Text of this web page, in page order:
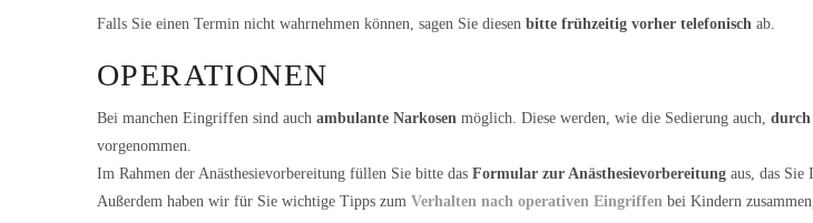
Falls Sie einen Termin nicht wahrnehmen können, sagen Sie diesen bitte frühzeitig vorher telefonisch ab.
OPERATIONEN
Bei manchen Eingriffen sind auch ambulante Narkosen möglich. Diese werden, wie die Sedierung auch, durch
vorgenommen.
Im Rahmen der Anästhesievorbereitung füllen Sie bitte das Formular zur Anästhesievorbereitung aus, das Sie
Außerdem haben wir für Sie wichtige Tipps zum Verhalten nach operativen Eingriffen bei Kindern